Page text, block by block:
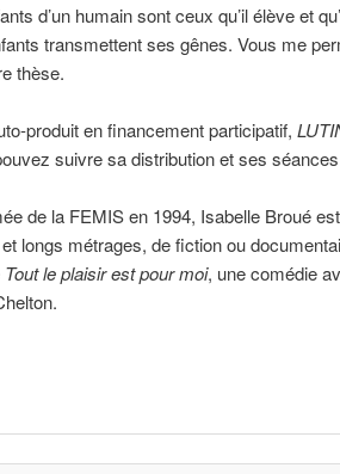
d’un humain sont ceux qu’il élève et
transmettent ses gênes. Vous me
thèse.
produit en financement participatif,
suivre sa distribution et ses
de la FEMIS en 1994, Isabelle Broué
longs métrages, de fiction ou
Tout le plaisir est pour moi, une comédie